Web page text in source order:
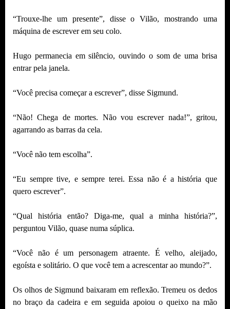
“Trouxe-lhe um presente”, disse o Vilão, mostrando uma
máquina de escrever em seu colo.
Hugo permanecia em silêncio, ouvindo o som de uma brisa
entrar pela janela.
“Você precisa começar a escrever”, disse Sigmund.
“Não! Chega de mortes. Não vou escrever nada!”, gritou,
agarrando as barras da cela.
“Você não tem escolha”.
“Eu sempre tive, e sempre terei. Essa não é a história que
quero escrever”.
“Qual história então? Diga-me, qual a minha história?”,
perguntou Vilão, quase numa súplica.
“Você não é um personagem atraente. É velho, aleijado,
egoísta e solitário. O que você tem a acrescentar ao mundo?”.
Os olhos de Sigmund baixaram em reflexão. Tremeu os dedos
no braço da cadeira e em seguida apoiou o queixo na mão